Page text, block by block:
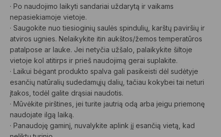
· Po naudojimo laikyti sandariai uždarytą ir vaikams
nepasiekiamoje vietoje.
· Saugokite nuo tiesioginių saulės spindulių, karštų paviršių ir
atviros ugnies. Nelaikykite itin aukštos/žemos temperatūros
patalpose ar lauke. Jei netyčia užšalo, palaikykite šiltoje
vietoje kol atitirps ir prieš naudojimą gerai suplakite.
· Laikui bėgant produkto spalva gali pasikeisti dėl sudėtyje
esančių natūralių sudedamųjų dalių, tačiau kokybei tai neturi
įtakos, todėl galite drąsiai naudotis.
· Mūvėkite pirštines, jei turite jautrią odą arba jeigu priemonę
naudojate ilgą laiką.
· Panaudoję gaminį, nuvalykite aplink jį esančią vietą, kad